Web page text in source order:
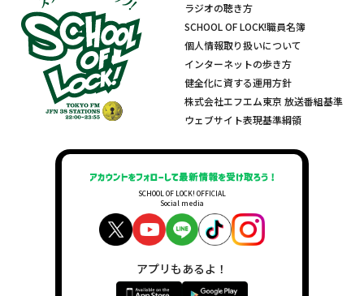
ラジオの聴き方
SCHOOL OF LOCK!職員名簿
個人情報取り扱いについて
インターネットの歩き方
健全化に資する運用方針
株式会社エフエム東京 放送番組基準
ウェブサイト表現基準綱領
SCHOOL OF LOCK! OFFICIAL
Social media
アプリもあるよ！